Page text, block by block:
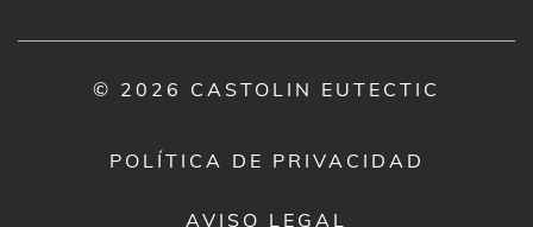
© 2026 CASTOLIN EUTECTIC
POLÍTICA DE PRIVACIDAD
AVISO LEGAL